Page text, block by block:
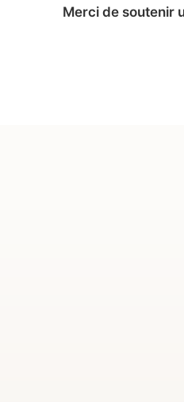
Merci de soutenir